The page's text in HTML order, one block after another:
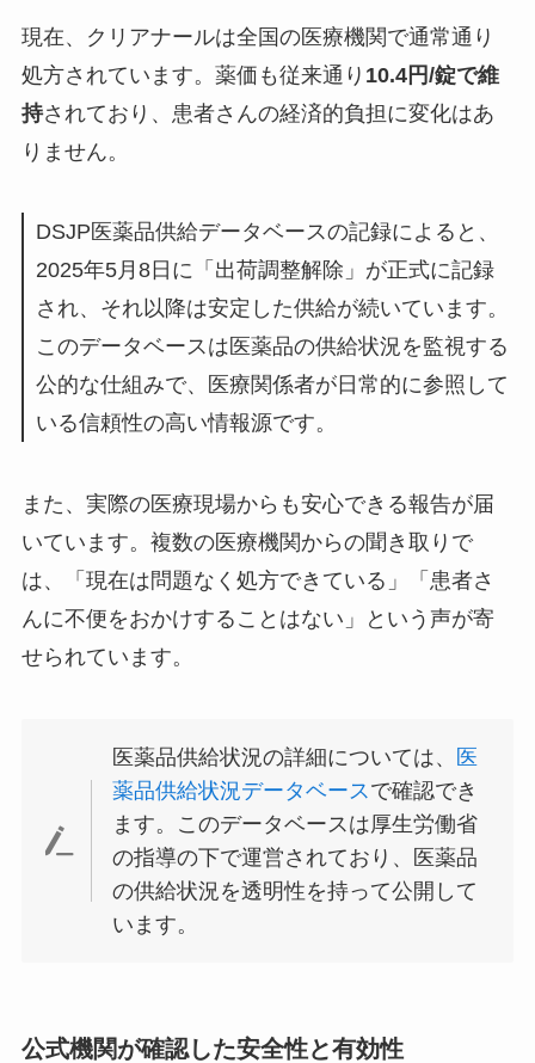
現在、クリアナールは全国の医療機関で通常通り
処方されています。薬価も従来通り 10.4円/錠で維
持されており、患者さんの経済的負担に変化はあ
りません。
DSJP医薬品供給データベースの記録によると、
2025年5月8日に「出荷調整解除」が正式に記録
され、それ以降は安定した供給が続いています。
このデータベースは医薬品の供給状況を監視する
公的な仕組みで、医療関係者が日常的に参照して
いる信頼性の高い情報源です。
また、実際の医療現場からも安心できる報告が届
いています。複数の医療機関からの聞き取りで
は、「現在は問題なく処方できている」「患者さ
んに不便をおかけすることはない」という声が寄
せられています。
医薬品供給状況の詳細については、 医
薬品供給状況データベース で確認でき
ます。このデータベースは厚生労働省
の指導の下で運営されており、医薬品
の供給状況を透明性を持って公開して
います。
公式機関が確認した安全性と有効性